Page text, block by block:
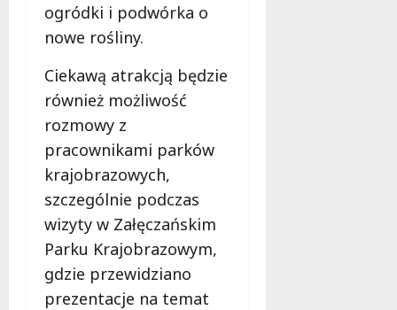
ogródki i podwórka o
nowe rośliny.
Ciekawą atrakcją będzie
również możliwość
rozmowy z
pracownikami parków
krajobrazowych,
szczególnie podczas
wizyty w Załęczańskim
Parku Krajobrazowym,
gdzie przewidziano
prezentacje na temat